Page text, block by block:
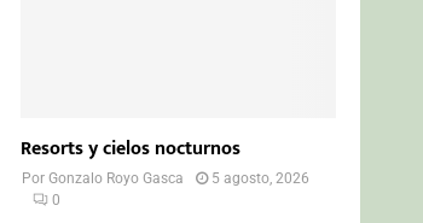
Resorts y cielos nocturnos
PorGonzalo Royo Gasca
5 agosto, 2026
0